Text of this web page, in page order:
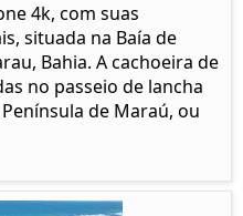
4k, com suas
situada na Baía de
Bahia. A cachoeira de
no passeio de lancha
de Maraú, ou